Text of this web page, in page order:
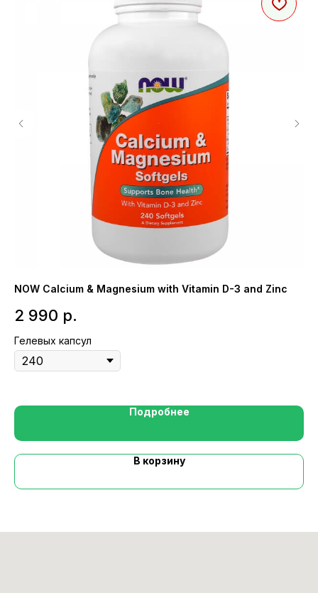
NOW Calcium & Magnesium with Vitamin D-3 and Zinc
2 990 р.
Гелевых капсул
Подробнее
В корзину